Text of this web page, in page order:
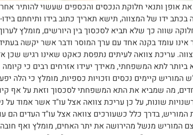
אופן ותנאי חלוקת הנכסים והכספים שעשוי להותיר
ידו של המצווה, תישא תאריך כתוב בידו ותיחתם
שווה כך שלא תביא לסכסוך בין היורשים, מומלץ
עומד בקנה אחד עם ערך המוסר ודבר אשר יקשה
עריכת צוואה לעיתים נתפסת כאקט שאינו רגיש
לתא המשפחתי, מאידך יעידו אזרחים רבים כי
המוריש קיימים נכסים וזכויות כספיות, מומלץ כי הלה
חדים, מה שמביא את התא המשפחתי לסכסוך וזאת על אף
כל טובת הנאה מאת המוריש, בדרך כלל כשעורכים צוואה אצל עו"ד
המוריש מנשל מהירושה את יתר האחים, מומלץ ואף חובה